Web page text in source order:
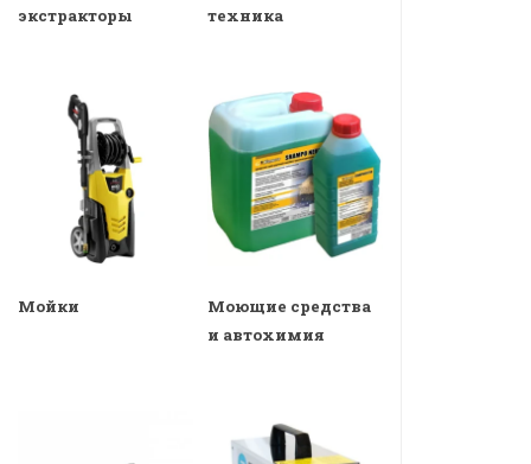
экстракторы
техника
Мойки
Моющие средства
и автохимия